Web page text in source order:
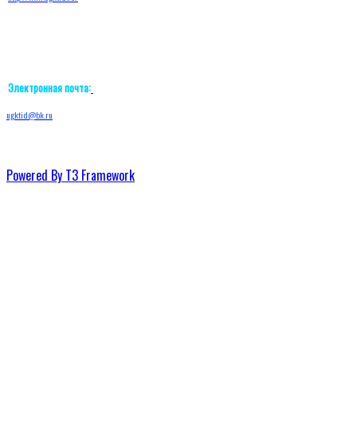
Электронная почта:
ugktid@bk.ru
Powered By T3 Framework